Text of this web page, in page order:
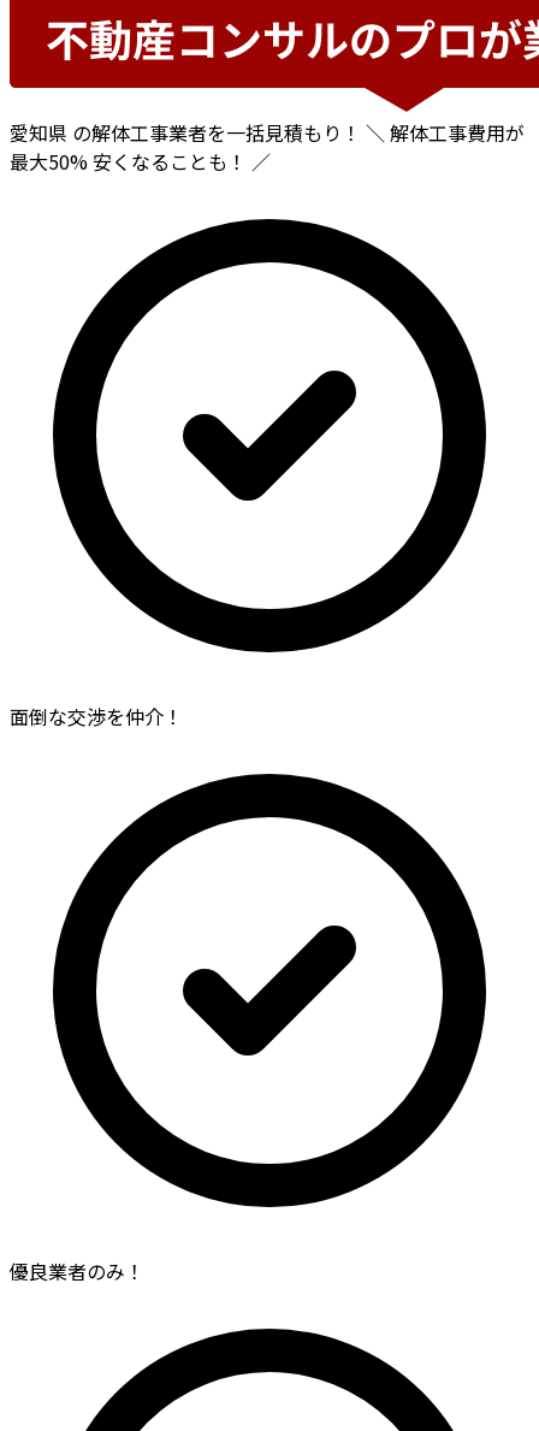
愛知県 の解体工事業者を一括見積もり！ ＼ 解体工事費用が
最大50%安くなることも！ ／
面倒な交渉を仲介！
優良業者のみ！